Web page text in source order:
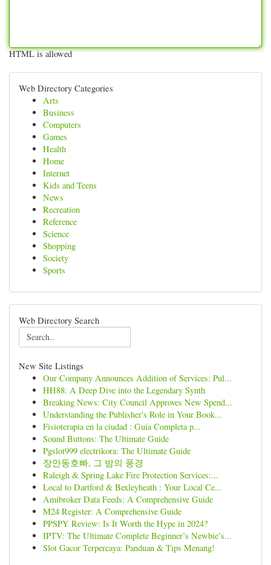
HTML is allowed
Web Directory Categories
Arts
Business
Computers
Games
Health
Home
Internet
Kids and Teens
News
Recreation
Reference
Science
Shopping
Society
Sports
Web Directory Search
New Site Listings
Our Company Announces Addition of Services: Pul...
HH88: A Deep Dive into the Legendary Synth
Breaking News: City Council Approves New Spend...
Understanding the Publisher's Role in Your Book...
Fisioterapia en la ciudad : Guía Completa p...
Sound Buttons: The Ultimate Guide
Pgslot999 electrikora: The Ultimate Guide
장안동호빠, 그 밤의 풍경
Raleigh & Spring Lake Fire Protection Services:...
Local to Dartford & Bexleyheath : Your Local Ce...
Amibroker Data Feeds: A Comprehensive Guide
M24 Register: A Comprehensive Guide
PPSPY Review: Is It Worth the Hype in 2024?
IPTV: The Ultimate Complete Beginner’s Newbie’s...
Slot Gacor Terpercaya: Panduan & Tips Menang!